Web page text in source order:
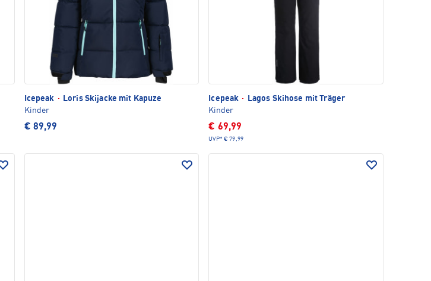
Icepeak ·
Loris Skijacke mit Kapuze
Kinder
€ 89,99
Icepeak ·
Lagos Skihose mit Träger
Kinder
€ 69,99
UVP* € 79,99